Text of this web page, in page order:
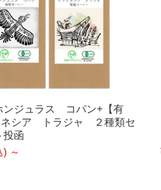
ンジュラス コパン+【有
ネシア トラジャ ２種類セ
投函
) ～